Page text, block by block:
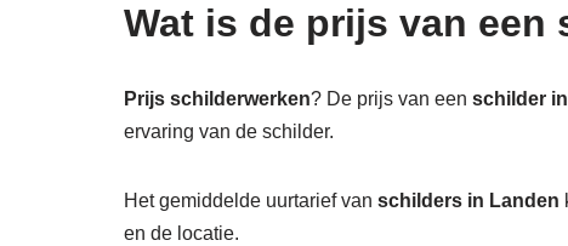
Wat is de prijs van een
Prijs schilderwerken? De prijs van een schilder
ervaring van de schilder.
Het gemiddelde uurtarief van schilders in Landen
en de locatie.